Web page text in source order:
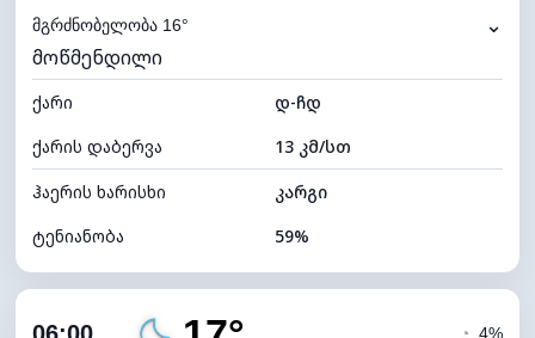
ნამის წერტილი
ხილვადობა
განათების ინდექსი 0 (ბნელი)
ღრუბლის სიმაღლე 10960 მ
მგრძნობელობა 16° ⌄
მოწმენდილი
ქარი
დ-ჩდ
ქარის დაბერვა
13 კმ/სთ
ჰაერის ხარისხი
კარგი
ტენიანობა
59%
ღრუბლიანობა
◔ 4%